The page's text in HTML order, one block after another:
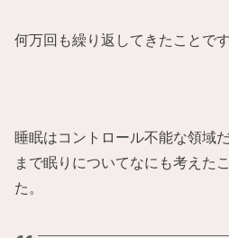
何万回も繰り返してきたことです
睡眠はコントロール不能な領域
まで眠りについてなにも考えた
た。